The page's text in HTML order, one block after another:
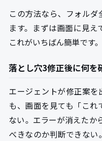
この方法なら、フォル
ます。まずは画面に見え
これがいちばん簡単です。
落とし穴3修正後に何を
エージェントが修正案
も、画面を見ても「こ
ない。エラーが消えたか
べきなのか判断できな